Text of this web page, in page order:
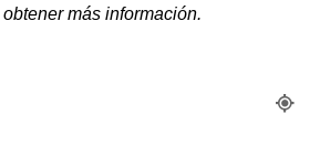
más información.